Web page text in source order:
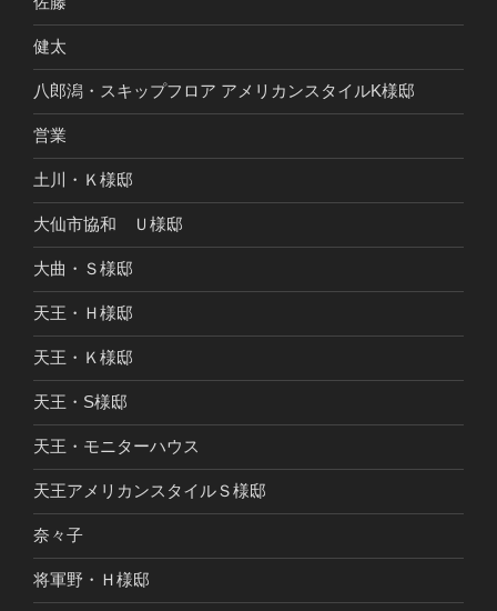
健太
八郎潟・スキップフロア アメリカンスタイルK様邸
営業
土川・Ｋ様邸
大仙市協和 Ｕ様邸
大曲・Ｓ様邸
天王・Ｈ様邸
天王・Ｋ様邸
天王・S様邸
天王・モニターハウス
天王アメリカンスタイルＳ様邸
奈々子
将軍野・Ｈ様邸